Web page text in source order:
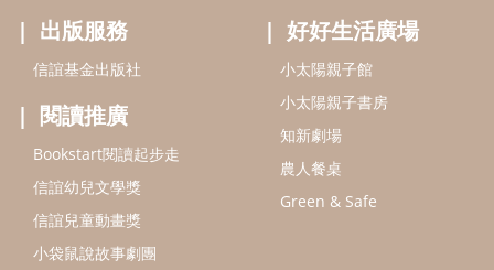
service@hsin-yi.org.tw
信誼好好育兒
小太陽親子書房
(02)2396-5305轉2345 (週一～週五 9:00～18:00)
認識信誼 合作洽談 智慧財產權聲明
本網站建議使用IE9(含以上)或 Google Chrome 版本瀏覽器
信誼基金會/上誼文化實業股份有限公司 版權所有 ©